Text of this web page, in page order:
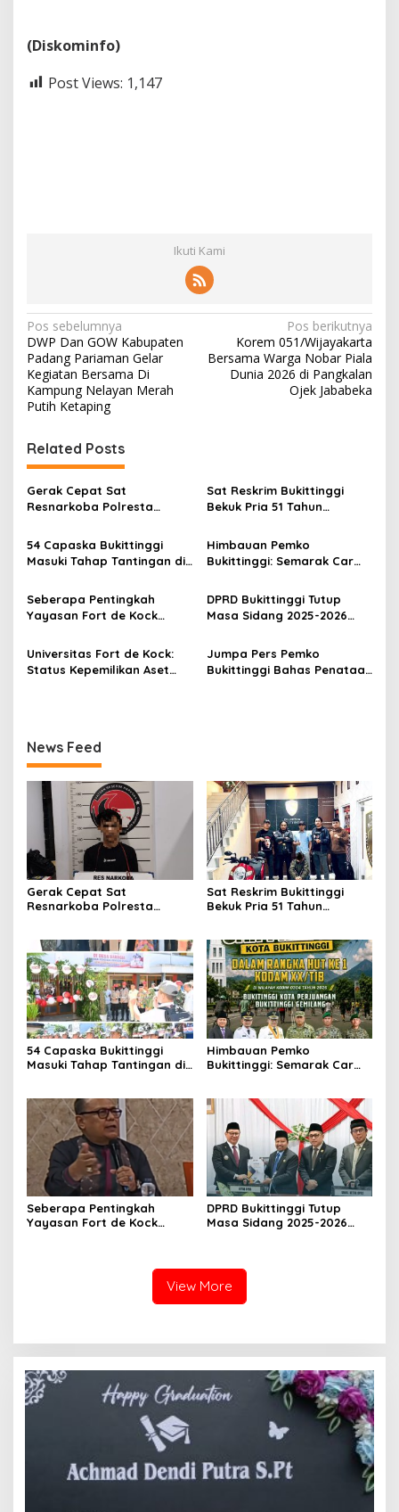
(Diskominfo)
Post Views: 1,147
Ikuti Kami
N
a
v
i
a
s
i
o
Pos sebelumnya
DWP Dan GOW Kabupaten
Padang Pariaman Gelar
Kegiatan Bersama Di
Kampung Nelayan Merah
Putih Ketaping
Pos berikutnya
Korem 051/Wijayakarta
Bersama Warga Nobar Piala
Dunia 2026 di Pangkalan
Ojek Jababeka
Related Posts
Gerak Cepat Sat
Resnarkoba Polresta
Sabu Berhasil Diamankan
Sat Reskrim Bukittinggi
Bekuk Pria 51 Tahun
Scoopy
54 Capaska Bukittinggi
Masuki Tahap Tantingan di
Himbauan Pemko
Bukittinggi: Semarak Car
HUT ke I Komando Daerah
Militer (KODAM) XX/Tuanku
Imam Bonjol
Seberapa Pentingkah
Yayasan Fort de Kock
Perekonomian Masyarakat
Jam Gadang?
DPRD Bukittinggi Tutup
Masa Sidang 2025-2026
2026-2027, Wako Ramlan
Beri Apresiasi
Universitas Fort de Kock:
Status Kepemilikan Aset
Jumpa Pers Pemko
Bukittinggi Bahas Penataan
News Feed
Gerak Cepat Sat
Resnarkoba Polresta
Sat Reskrim Bukittinggi
Bekuk Pria 51 Tahun
54 Capaska Bukittinggi
Masuki Tahap Tantingan di
Himbauan Pemko
Bukittinggi: Semarak Car
Militer (KODAM) XX/Tuanku
Imam Bonjol
Seberapa Pentingkah
Yayasan Fort de Kock
DPRD Bukittinggi Tutup
Masa Sidang 2025-2026
View More